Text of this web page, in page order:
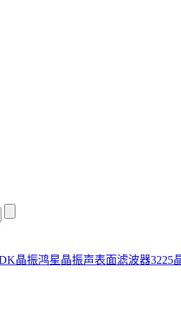
晶振鸿星晶振声表面滤波器3225